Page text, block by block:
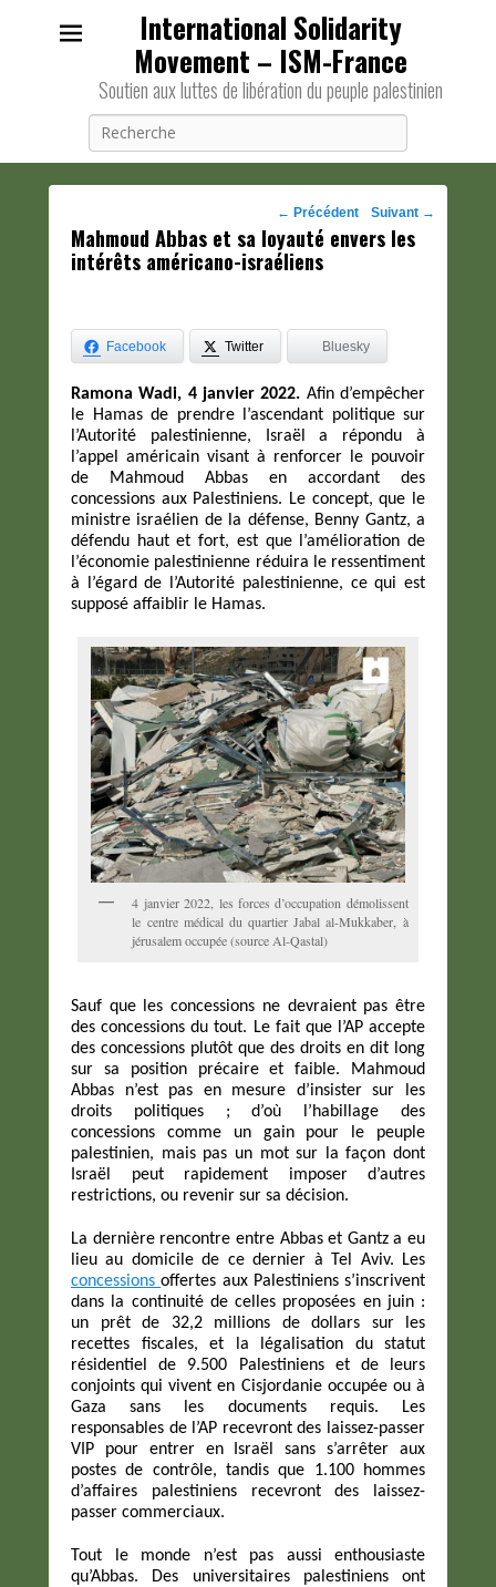
International Solidarity
Movement – ISM-France
Soutien aux luttes de libération du peuple palestinien
Navigation
des
← Précédent Suivant →
Mahmoud Abbas et sa loyauté envers les
intérêts américano-israéliens
Facebook Twitter Bluesky
Ramona Wadi, 4 janvier 2022. Afin d’empêcher
le Hamas de prendre l’ascendant politique sur
l’Autorité palestinienne, Israël a répondu à
l’appel américain visant à renforcer le pouvoir
de Mahmoud Abbas en accordant des
concessions aux Palestiniens. Le concept, que le
ministre israélien de la défense, Benny Gantz, a
défendu haut et fort, est que l’amélioration de
l’économie palestinienne réduira le ressentiment
à l’égard de l’Autorité palestinienne, ce qui est
supposé affaiblir le Hamas.
4 janvier 2022, les forces d’occupation démolissent
le centre médical du quartier Jabal al-Mukkaber, à
jérusalem occupée (source Al-Qastal)
Sauf que les concessions ne devraient pas être
des concessions du tout. Le fait que l’AP accepte
des concessions plutôt que des droits en dit long
sur sa position précaire et faible. Mahmoud
Abbas n’est pas en mesure d’insister sur les
droits politiques ; d’où l’habillage des
concessions comme un gain pour le peuple
palestinien, mais pas un mot sur la façon dont
Israël peut rapidement imposer d’autres
restrictions, ou revenir sur sa décision.
La dernière rencontre entre Abbas et Gantz a eu
lieu au domicile de ce dernier à Tel Aviv. Les
concessionsoffertes aux Palestiniens s’inscrivent
dans la continuité de celles proposées en juin :
un prêt de 32,2 millions de dollars sur les
recettes fiscales, et la légalisation du statut
résidentiel de 9.500 Palestiniens et de leurs
conjoints qui vivent en Cisjordanie occupée ou à
Gaza sans les documents requis. Les
responsables de l’AP recevront des laissez-passer
VIP pour entrer en Israël sans s’arrêter aux
postes de contrôle, tandis que 1.100 hommes
d’affaires palestiniens recevront des laissez-
passer commerciaux.
Tout le monde n’est pas aussi enthousiaste
qu’Abbas. Des universitaires palestiniens ont